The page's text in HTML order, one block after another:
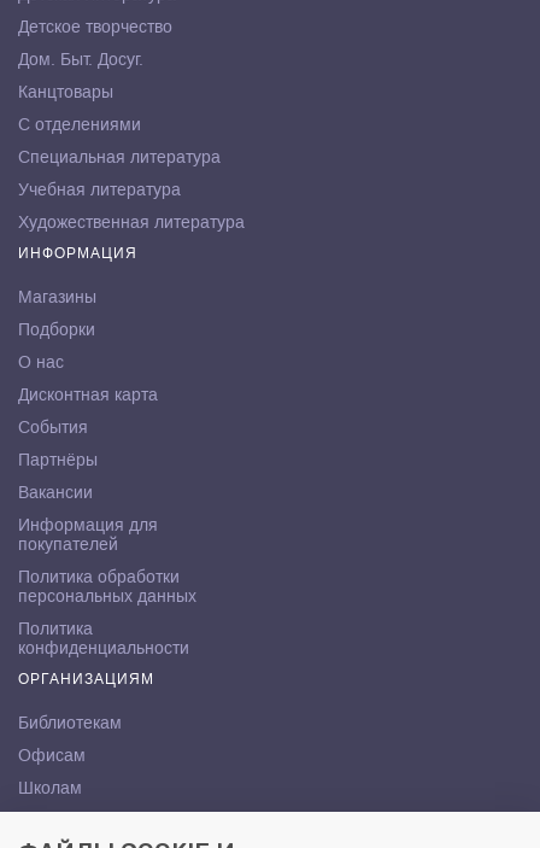
Детское творчество
Дом. Быт. Досуг.
Канцтовары
С отделениями
Специальная литература
Учебная литература
Художественная литература
ИНФОРМАЦИЯ
Магазины
Подборки
О нас
Дисконтная карта
События
Партнёры
Вакансии
Информация для
покупателей
Политика обработки
персональных данных
Политика
конфиденциальности
ОРГАНИЗАЦИЯМ
Библиотекам
Офисам
Школам